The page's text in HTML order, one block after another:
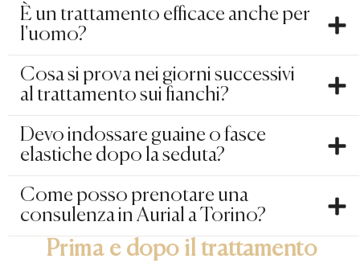
È un trattamento efficace anche per
l'uomo?
Cosa si prova nei giorni successivi
al trattamento sui fianchi?
Devo indossare guaine o fasce
elastiche dopo la seduta?
Come posso prenotare una
consulenza in Aurial a Torino?
Prima e dopo il trattamento